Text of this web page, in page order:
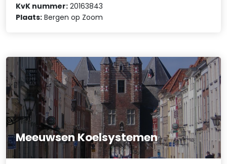
KvK nummer: 20163843
Plaats: Bergen op Zoom
Meeuwsen Koelsystemen